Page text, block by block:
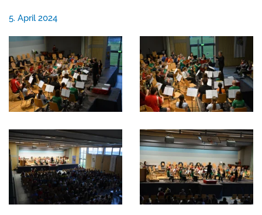
5. April 2024